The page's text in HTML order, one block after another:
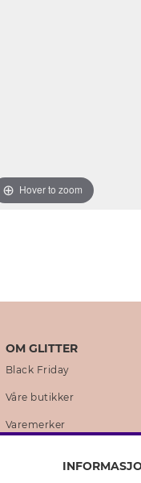
Hover to zoom
OM GLITTER
Black Friday
Våre butikker
Varemerker